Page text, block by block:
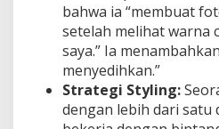
bahwa ia “membuat
setelah melihat warna
saya.” Ia
menyedihkan.”
Strategi Styling:
dengan lebih dari satu